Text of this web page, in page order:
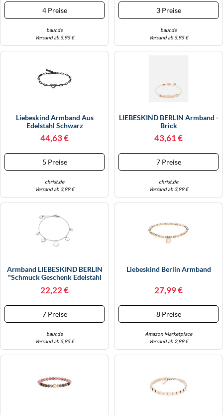
4 Preise
baur.de
Versand ab 5,95 €
3 Preise
baur.de
Versand ab 5,95 €
Liebeskind Armband Aus
Edelstahl Schwarz
44,63 €
5 Preise
christ.de
Versand ab 3,99 €
LIEBESKIND BERLIN Armband -
Brick
43,61 €
7 Preise
christ.de
Versand ab 3,99 €
Armband LIEBESKIND BERLIN
"Schmuck Geschenk Edelstahl
Treasure", Silber (silberfarben),
Edelstahl, Armband (13522603-
0) Silberfarben
22,22 €
7 Preise
baur.de
Versand ab 5,95 €
Liebeskind Berlin Armband
27,99 €
8 Preise
Amazon Marketplace
Versand ab 2,99 €